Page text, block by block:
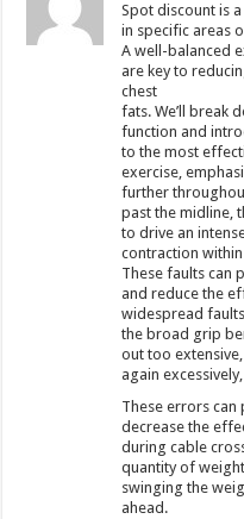
Spot discount is
in specific areas
A well-balanced
are key to
chest
fats. We’ll break
function and
to the most
exercise,
further
past the midline,
to drive an
contraction
These faults can
and reduce the
widespread
the broad grip
out too
again
These errors can
decrease the
during cable
quantity of
swinging the
ahead.